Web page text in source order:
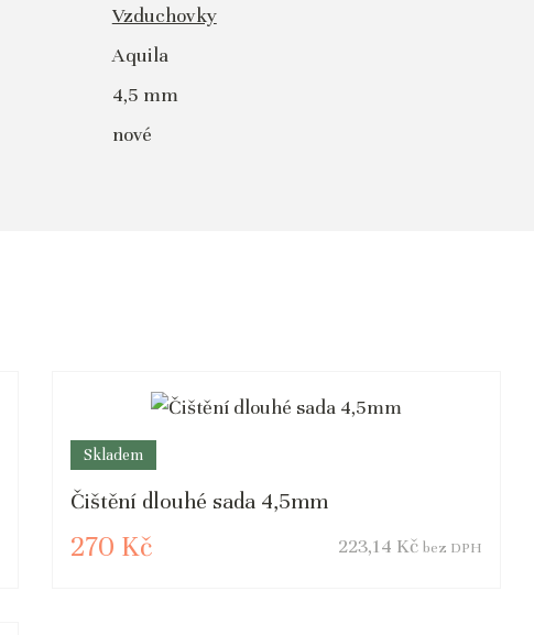
Vzduchovky
Aquila
4,5 mm
nové
Skladem
Čištění dlouhé sada 4,5mm
270 Kč 223,14 Kč bez DPH